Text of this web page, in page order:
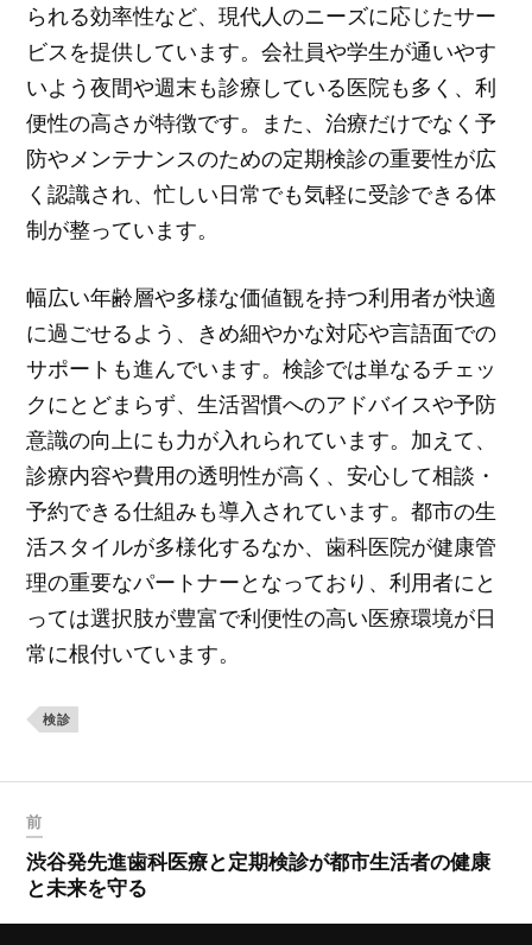
られる効率性など、現代人のニーズに応じたサー
ビスを提供しています。会社員や学生が通いやす
いよう夜間や週末も診療している医院も多く、利
便性の高さが特徴です。また、治療だけでなく予
防やメンテナンスのための定期検診の重要性が広
く認識され、忙しい日常でも気軽に受診できる体
制が整っています。
幅広い年齢層や多様な価値観を持つ利用者が快適
に過ごせるよう、きめ細やかな対応や言語面での
サポートも進んでいます。検診では単なるチェッ
クにとどまらず、生活習慣へのアドバイスや予防
意識の向上にも力が入れられています。加えて、
診療内容や費用の透明性が高く、安心して相談・
予約できる仕組みも導入されています。都市の生
活スタイルが多様化するなか、歯科医院が健康管
理の重要なパートナーとなっており、利用者にと
っては選択肢が豊富で利便性の高い医療環境が日
常に根付いています。
検診
前
渋谷発先進歯科医療と定期検診が都市生活者の健康
と未来を守る